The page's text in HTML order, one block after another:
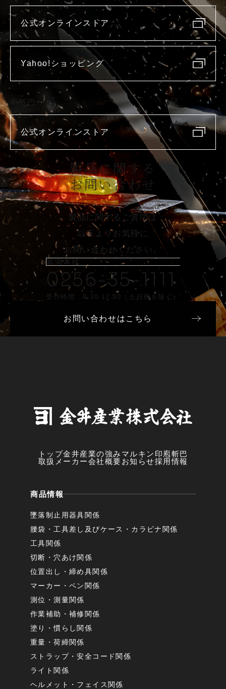
公式オンラインストア
Yahoo!ショッピング
庖斬巴
公式オンラインストア
製品に関する
お問い合わせ
製品に関するご質問は
以下よりお気軽に
お問い合わせください。
新潟本社
0256-35-1111
受付時間 8:30-17:30（土日祝を除く）
お問い合わせはこちら
トップ金井産業の強み マルキン印 庖斬巴
取扱メーカー会社概要お知らせ採用情報
商品情報
墜落制止用器具関係
腰袋・工具差し及びケース・カラビナ関係
工具関係
切断・穴あけ関係
位置出し・締め具関係
マーカー・ペン関係
測位・測量関係
作業補助・補修関係
塗り・慣らし関係
重量・荷締関係
ストラップ・安全コード関係
ライト関係
ヘルメット・フェイス関係